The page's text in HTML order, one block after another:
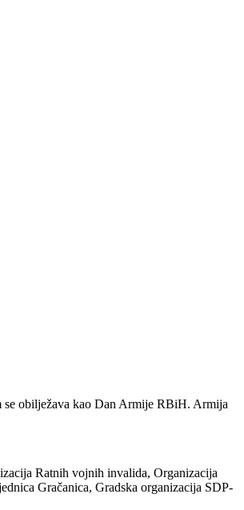
se obilježava kao Dan Armije RBiH. Armija
Ratnih vojnih invalida, Organizacija
Gračanica, Gradska organizacija SDP-